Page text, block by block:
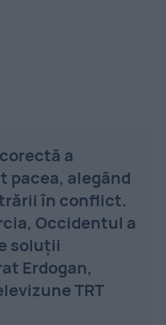
a
pacea, alegând
în conflict.
Occidentul a
soluții
Erdogan,
TRT